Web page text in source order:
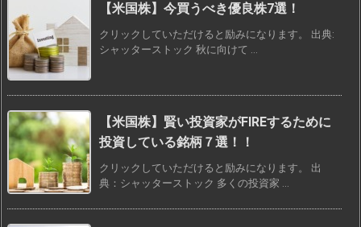
【米国株】今買うべき優良株7選！
クリックしていただけると励みになります。 出典:
シャッターストック 秋に向けて ...
【米国株】賢い投資家がFIREするために
投資している銘柄７選！！
クリックしていただけると励みになります。 出
典：シャッターストック 多くの投資家 ...